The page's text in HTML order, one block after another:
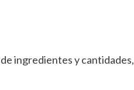
ingredientes y cantidades,